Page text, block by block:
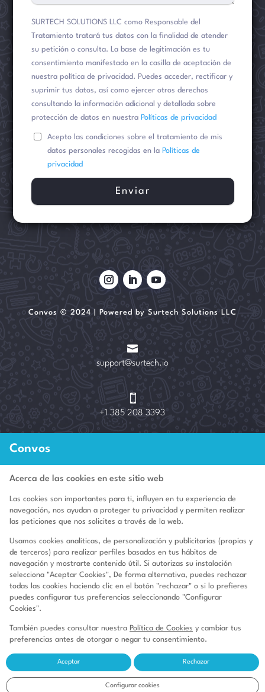
SURTECH SOLUTIONS LLC como Responsable del
Tratamiento tratará tus datos con la finalidad de atender
su petición o consulta. La base de legitimación es tu
consentimiento manifestado en la casilla de aceptación de
nuestra política de privacidad. Puedes acceder, rectificar y
suprimir tus datos, así como ejercer otros derechos
consultando la información adicional y detallada sobre
protección de datos en nuestra Políticas de privacidad
Acepto las condiciones sobre el tratamiento de mis
datos personales recogidas en la Políticas de
privacidad
Convos © 2024 | Powered by Surtech Solutions LLC

support@surtech.io

+1 385 208 3393
Quienes Somos
Aviso legal
Condiciones de uso
GDPR
Política de cookies
Política de Privacidad
Convos
Acerca de las cookies en este sitio web
Las cookies son importantes para ti, influyen en tu experiencia de
navegación, nos ayudan a proteger tu privacidad y permiten realizar
las peticiones que nos solicites a través de la web.
Usamos cookies analíticas, de personalización y publicitarias (propias y
de terceros) para realizar perfiles basados en tus hábitos de
navegación y mostrarte contenido útil. Si autorizas su instalación
selecciona "Aceptar Cookies", De forma alternativa, puedes rechazar
todas las cookies haciendo clic en el botón "rechazar" o si lo prefieres
puedes configurar tus preferencias seleccionando "Configurar
Cookies".
También puedes consultar nuestra Política de Cookies y cambiar tus
preferencias antes de otorgar o negar tu consentimiento.
Aceptar Rechazar
Configurar cookies